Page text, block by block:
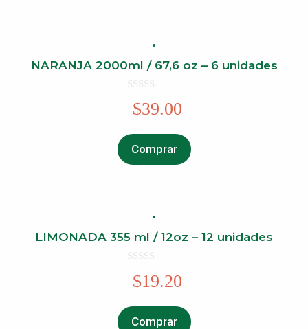
NARANJA 2000ml / 67,6 oz – 6 unidades
o
$39.00
Comprar
LIMONADA 355 ml / 12oz – 12 unidades
o
$19.20
Comprar